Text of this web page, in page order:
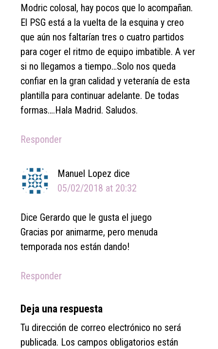
Modric colosal, hay pocos que lo acompañan.
El PSG está a la vuelta de la esquina y creo
que aún nos faltarían tres o cuatro partidos
para coger el ritmo de equipo imbatible. A ver
si no llegamos a tiempo…Solo nos queda
confiar en la gran calidad y veteranía de esta
plantilla para continuar adelante. De todas
formas….Hala Madrid. Saludos.
Responder
Manuel Lopez dice
05/02/2018 at 20:32
Dice Gerardo que le gusta el juego
Gracias por animarme, pero menuda
temporada nos están dando!
Responder
Deja una respuesta
Tu dirección de correo electrónico no será
publicada. Los campos obligatorios están